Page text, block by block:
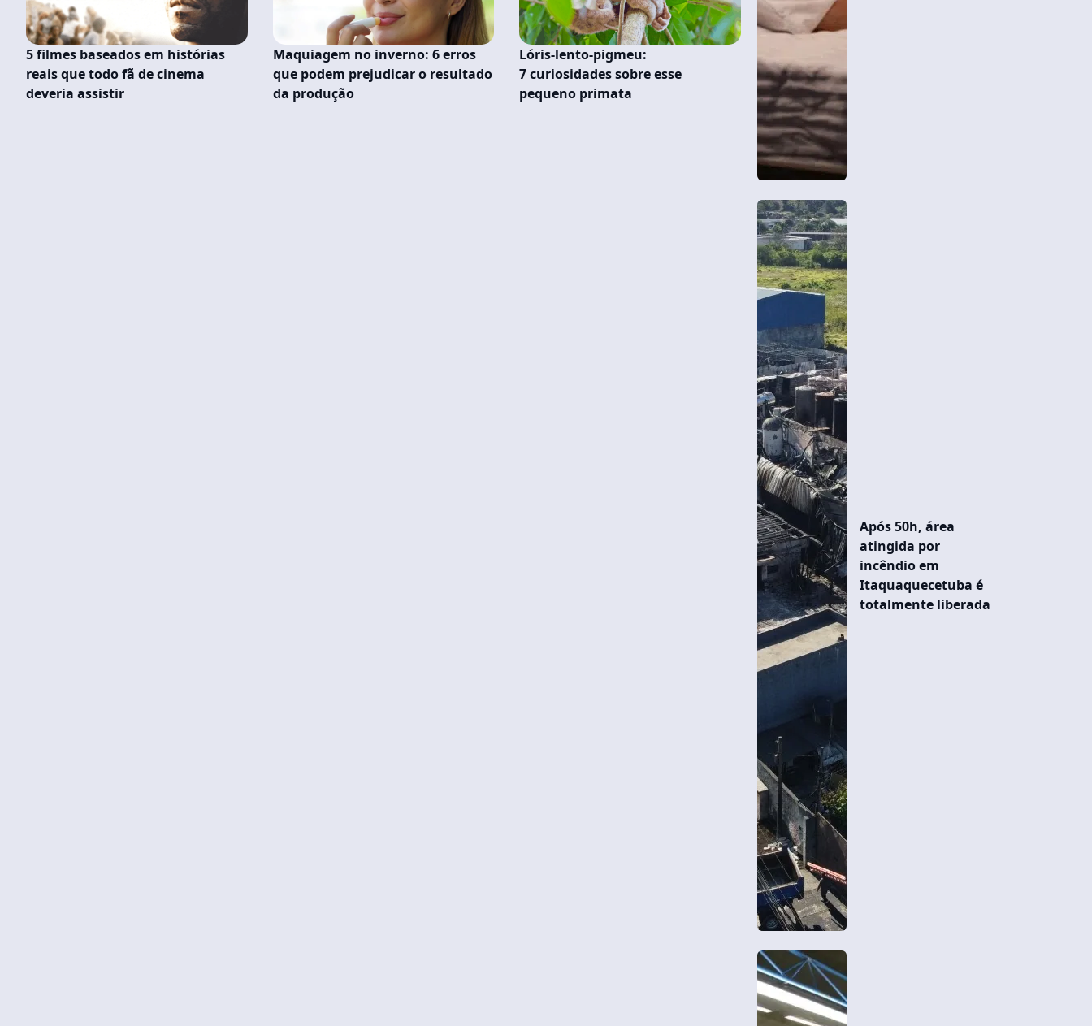
5 filmes baseados em histórias
reais que todo fã de cinema
deveria assistir
Maquiagem no inverno: 6 erros
que podem prejudicar o resultado
da produção
Lóris-lento-pigmeu:
7 curiosidades sobre esse
pequeno primata
Após 50h, área
atingida por
incêndio em
Itaquaquecetuba é
totalmente liberada